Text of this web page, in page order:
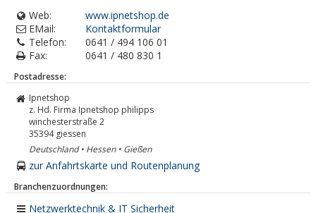
Web:
www.ipnetshop.de
EMail:
Kontaktformular
Telefon:
0641 / 494 106 01
Fax:
0641 / 480 830 1
Postadresse:
Ipnetshop
z. Hd. Firma Ipnetshop philipps
winchesterstraße 2
35394 giessen
Deutschland • Hessen • Gießen
zur Anfahrtskarte und Routenplanung
Branchenzuordnungen:
Netzwerktechnik & IT Sicherheit